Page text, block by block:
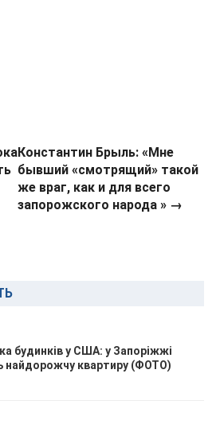
Константин Брыль: «Мне
бывший «смотрящий» такой
же враг, как и для всего
запорожского народа » →
будинків у США: у Запоріжжі
найдорожчу квартиру (ФОТО)